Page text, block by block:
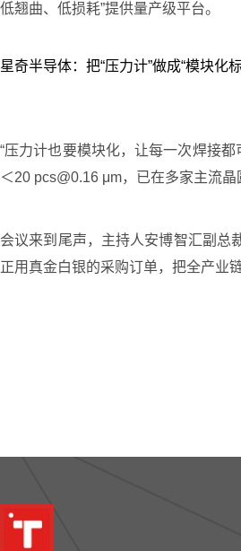
低翘曲、低损耗”提供量产级平台。
星奇半导体：把“压力计”做成“模块化
“压力计也要模块化，让每一次焊接
＜20 pcs@0.16 μm，已在多家主流
会议来到尾声，主持人安博智汇副总
正用真金白银的采购订单，把全产业